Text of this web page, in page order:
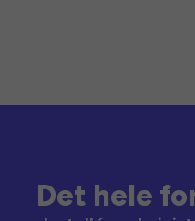
Det hele